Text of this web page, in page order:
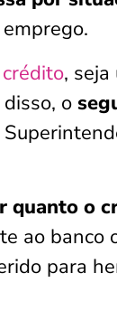
,
o
quanto o
ao banco
para